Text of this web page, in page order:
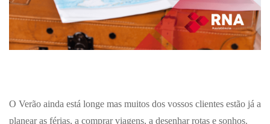
O Verão ainda está longe mas muitos dos vossos clientes estão já a
planear as férias, a comprar viagens, a desenhar rotas e sonhos.